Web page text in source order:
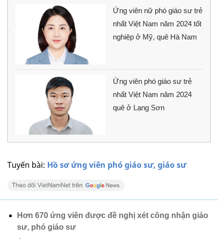
Tuyến bài: Hồ sơ ứng viên phó giáo sư, giáo sư
Ứng viên nữ phó giáo sư trẻ
nhất Việt Nam năm 2024 tốt
nghiệp ở Mỹ, quê Hà Nam
Ứng viên phó giáo sư trẻ
nhất Việt Nam năm 2024
quê ở Lạng Sơn
Hơn 670 ứng viên được đề nghị xét công nhận giáo
sư, phó giáo sư